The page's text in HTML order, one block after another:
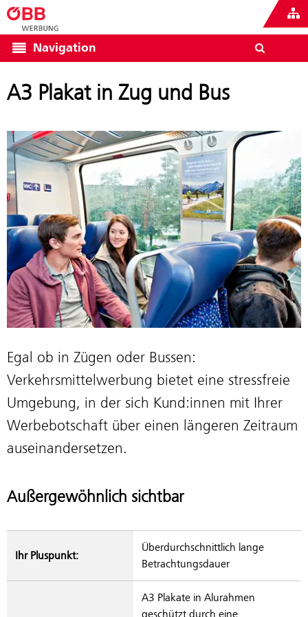
Navigation
A3 Plakat in Zug und Bus
Egal ob in Zügen oder Bussen:
Verkehrsmittelwerbung bietet eine stressfreie
Umgebung, in der sich Kund:innen mit Ihrer
Werbebotschaft über einen längeren Zeitraum
auseinandersetzen.
Außergewöhnlich sichtbar
Ihr Pluspunkt:
Überdurchschnittlich lange
Betrachtungsdauer
A3 Plakate in Alurahmen
geschützt durch eine